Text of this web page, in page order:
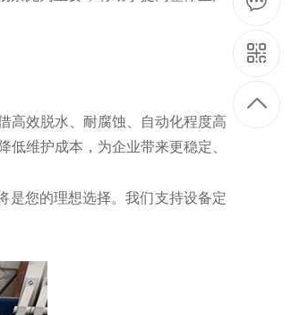
高效脱水、耐腐蚀、自动化程度高
维护成本，为企业带来更稳定、
是您的理想选择。我们支持设备定